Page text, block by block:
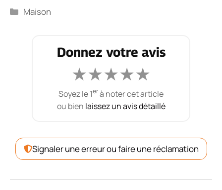
Catégories
Maison
Donnez votre avis
★★★★★
Soyez le 1erà noter cet article
ou bien laissez un avis détaillé
Signaler une erreur ou faire une réclamation